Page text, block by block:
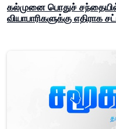
கல்முனை பொதுச் சந்தையில்
வியாபாரிகளுக்கு எதிராக